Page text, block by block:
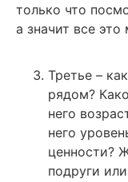
только что
а значит все
Третье –
рядом?
него
него
ценности?
подруги